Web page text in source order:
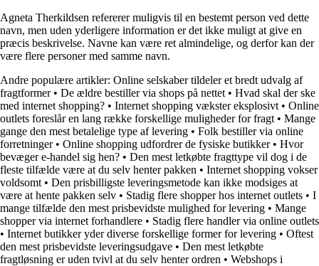
Agneta Therkildsen refererer muligvis til en bestemt person ved dette
navn, men uden yderligere information er det ikke muligt at give en
præcis beskrivelse. Navne kan være ret almindelige, og derfor kan der
være flere personer med samme navn.
Andre populære artikler: Online selskaber tildeler et bredt udvalg af
fragtformer• De ældre bestiller via shops på nettet • Hvad skal der ske
med internet shopping? • Internet shopping vækster eksplosivt • Online
outlets foreslår en lang række forskellige muligheder for fragt • Mange
gange den mest betalelige type af levering • Folk bestiller via online
forretninger• Online shopping udfordrer de fysiske butikker• Hvor
bevæger e-handel sig hen? • Den mest letkøbte fragttype vil dog i de
fleste tilfælde være at du selv henter pakken • Internet shopping vokser
voldsomt • Den prisbilligste leveringsmetode kan ikke modsiges at
være at hente pakken selv • Stadig flere shopper hos internet outlets • I
mange tilfælde den mest prisbevidste mulighed for levering • Mange
shopper via internet forhandlere • Stadig flere handler via online outlets
• Internet butikker yder diverse forskellige former for levering • Oftest
den mest prisbevidste leveringsudgave • Den mest letkøbte
fragtløsning er uden tvivl at du selv henter ordren • Webshops i